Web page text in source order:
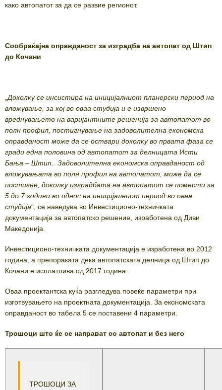
како автопатот за да се развие регионот.
Сообраќајна оправданост за изградба на автопат од Штип
до Кочани
„Доколку се инсистира на иницијалниот планерски период на
вложување, за кој во оваа студија и е извршено
вреднувањето на варијантните решенија за автопатот во
полн профил, постигнување на задоволителна економска
оправданост може да се оствари доколку во првата фаза се
гради една половина од автопатот за делницата Исти
Бања – Штип. Задоволителна економска оправданост од
вложувањата во полн профил на автопатот, може да се
постигне, доколку изградбата на автопатот се помести за
5 до 7 години во однос на иницијалниот период во оваа
студија“, се наведува во Инвестиционо-техничката
документација за автопатско решение, изработена од Диви
Македонија.
Инвестиционо-техничката документација е изработена во 2012
година, а препораката дека автопатската делница од Штип до
Кочани е исплатлива од 2017 година.
Оваа проектантска куќа разгледува повеќе параметри при
изготвувањето на проектната документација. За економската
оправданост во табела 5 се поставени 4 параметри.
Трошоци што ќе се направат со автопат и без него
ТРОШОЦИ ЗА